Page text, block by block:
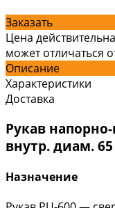
Заказать
Цена
может отличаться
Описание
Характеристики
Доставка
Рукав
внутр. диам.
Назначение